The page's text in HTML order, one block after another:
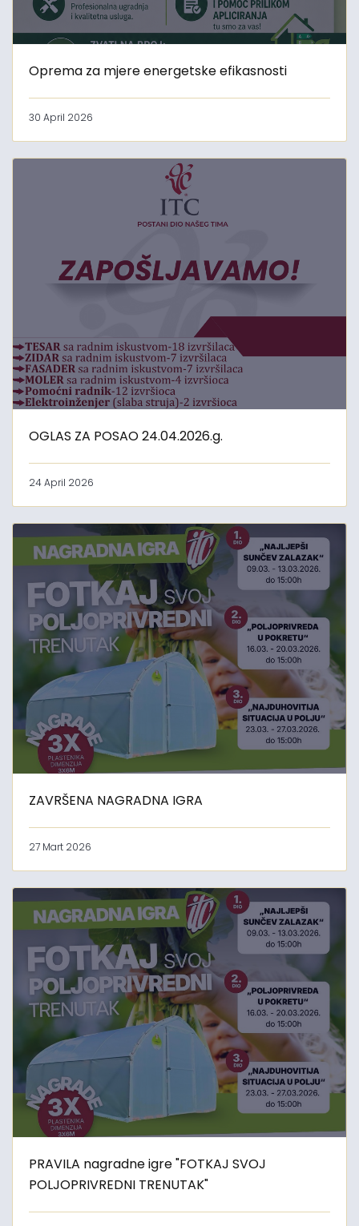
Oprema za mjere energetske efikasnosti
30 April 2026
OGLAS ZA POSAO 24.04.2026.g.
24 April 2026
ZAVRŠENA NAGRADNA IGRA
27 Mart 2026
PRAVILA nagradne igre "FOTKAJ SVOJ
POLJOPRIVREDNI TRENUTAK"